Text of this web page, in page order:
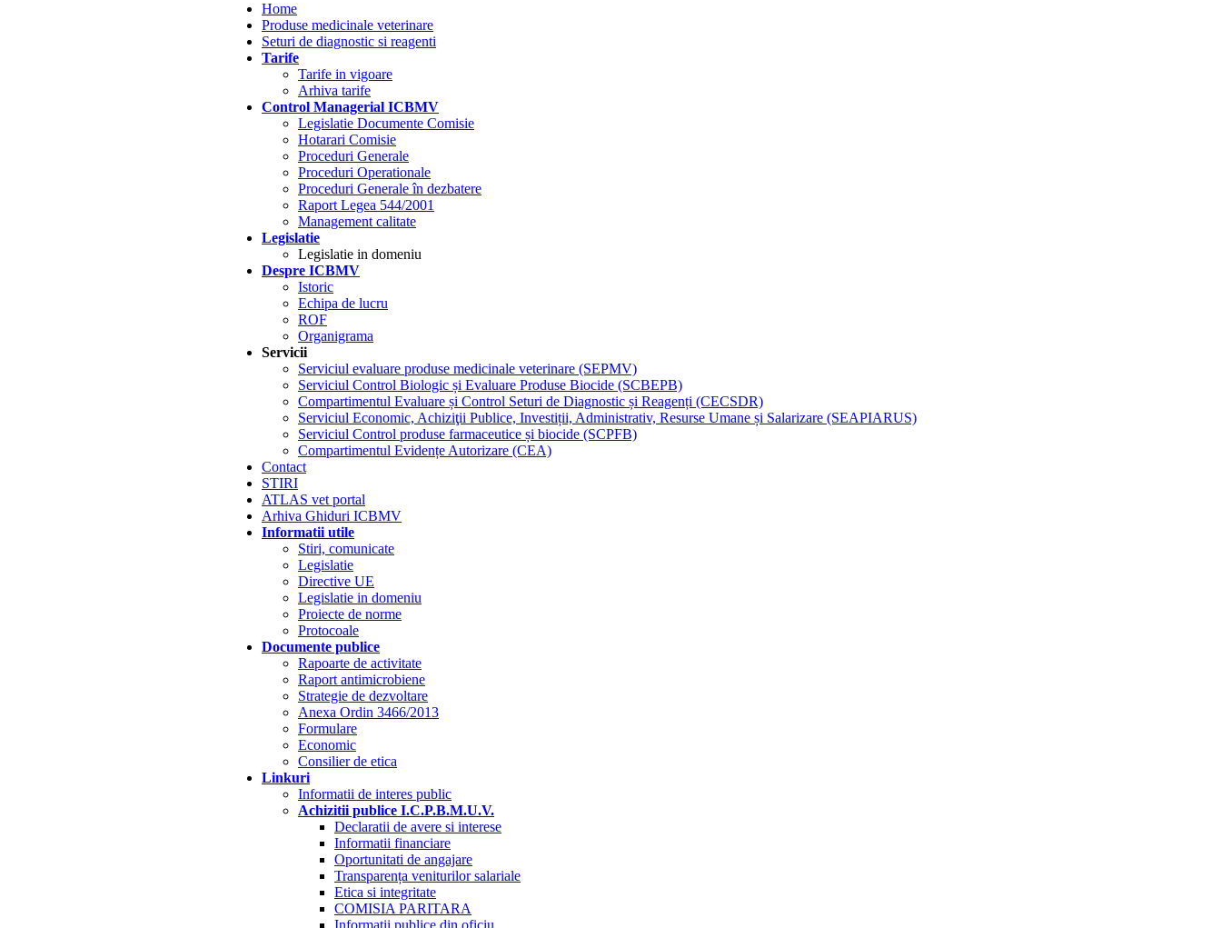
Home
Produse medicinale veterinare
Seturi de diagnostic si reagenti
Tarife
Tarife in vigoare
Arhiva tarife
Control Managerial ICBMV
Legislatie Documente Comisie
Hotarari Comisie
Proceduri Generale
Proceduri Operationale
Proceduri Generale în dezbatere
Raport Legea 544/2001
Management calitate
Legislatie
Legislatie in domeniu
Despre ICBMV
Istoric
Echipa de lucru
ROF
Organigrama
Servicii
Serviciul evaluare produse medicinale veterinare (SEPMV)
Serviciul Control Biologic și Evaluare Produse Biocide (SCBEPB)
Compartimentul Evaluare și Control Seturi de Diagnostic și Reagenți (CECSDR)
Serviciul Economic, Achiziţii Publice, Investiții, Administrativ, Resurse Umane și Salarizare (SEAPIARUS)
Serviciul Control produse farmaceutice și biocide (SCPFB)
Compartimentul Evidențe Autorizare (CEA)
Contact
STIRI
ATLAS vet portal
Arhiva Ghiduri ICBMV
Informatii utile
Stiri, comunicate
Legislatie
Directive UE
Legislatie in domeniu
Proiecte de norme
Protocoale
Documente publice
Rapoarte de activitate
Raport antimicrobiene
Strategie de dezvoltare
Anexa Ordin 3466/2013
Formulare
Economic
Consilier de etica
Linkuri
Informatii de interes public
Achizitii publice I.C.P.B.M.U.V.
Declaratii de avere si interese
Informatii financiare
Oportunitati de angajare
Transparența veniturilor salariale
Etica si integritate
COMISIA PARITARA